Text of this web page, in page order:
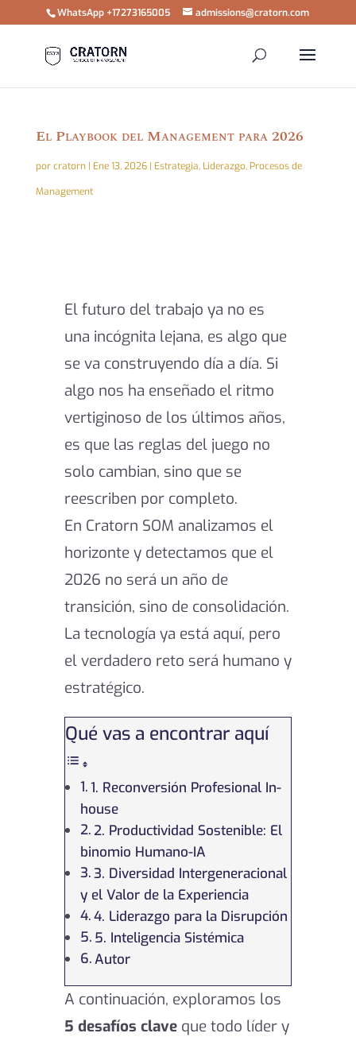
WhatsApp +17273165005 admissions@cratorn.com
El Playbook del Management para 2026
porcratorn| Ene 13, 2026| Estrategia, Liderazgo, Procesos de
Management
El futuro del trabajo ya no es
una incógnita lejana, es algo que
se va construyendo día a día. Si
algo nos ha enseñado el ritmo
vertiginoso de los últimos años,
es que las reglas del juego no
solo cambian, sino que se
reescriben por completo.
En Cratorn SOM analizamos el
horizonte y detectamos que el
2026 no será un año de
transición, sino de consolidación.
La tecnología ya está aquí, pero
el verdadero reto será humano y
estratégico.
Qué vas a encontrar aquí
​1. Reconversión Profesional In-
house
2. Productividad Sostenible: El
binomio Humano-IA
3. Diversidad Intergeneracional
y el Valor de la Experiencia
4. Liderazgo para la Disrupción
5. Inteligencia Sistémica
Autor
A continuación, exploramos los
5 desafíos claveque todo líder y